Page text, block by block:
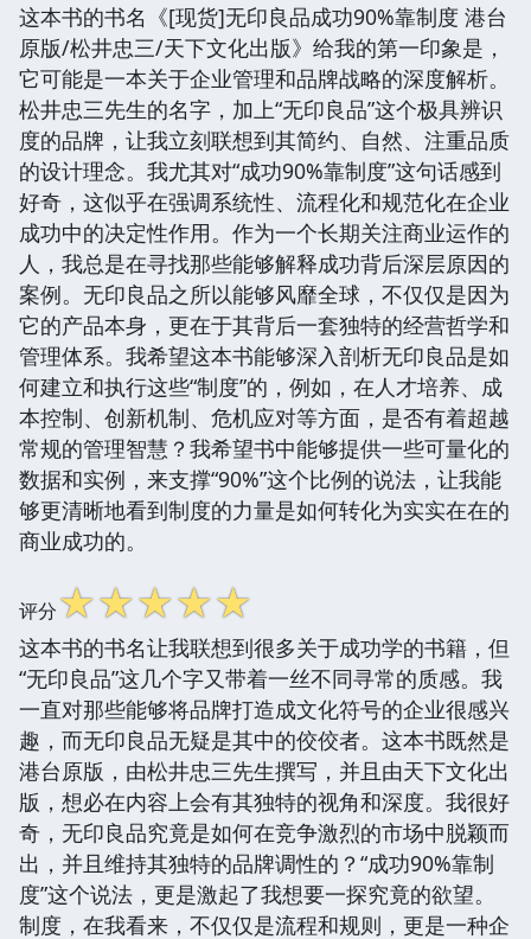
这本书的书名《[现货]无印良品成功90%靠制度 港台
原版/松井忠三/天下文化出版》给我的第一印象是，
它可能是一本关于企业管理和品牌战略的深度解析。
松井忠三先生的名字，加上“无印良品”这个极具辨识
度的品牌，让我立刻联想到其简约、自然、注重品质
的设计理念。我尤其对“成功90%靠制度”这句话感到
好奇，这似乎在强调系统性、流程化和规范化在企业
成功中的决定性作用。作为一个长期关注商业运作的
人，我总是在寻找那些能够解释成功背后深层原因的
案例。无印良品之所以能够风靡全球，不仅仅是因为
它的产品本身，更在于其背后一套独特的经营哲学和
管理体系。我希望这本书能够深入剖析无印良品是如
何建立和执行这些“制度”的，例如，在人才培养、成
本控制、创新机制、危机应对等方面，是否有着超越
常规的管理智慧？我希望书中能够提供一些可量化的
数据和实例，来支撑“90%”这个比例的说法，让我能
够更清晰地看到制度的力量是如何转化为实实在在的
商业成功的。
评分☆☆☆☆☆
这本书的书名让我联想到很多关于成功学的书籍，但
“无印良品”这几个字又带着一丝不同寻常的质感。我
一直对那些能够将品牌打造成文化符号的企业很感兴
趣，而无印良品无疑是其中的佼佼者。这本书既然是
港台原版，由松井忠三先生撰写，并且由天下文化出
版，想必在内容上会有其独特的视角和深度。我很好
奇，无印良品究竟是如何在竞争激烈的市场中脱颖而
出，并且维持其独特的品牌调性的？“成功90%靠制
度”这个说法，更是激起了我想要一探究竟的欲望。
制度，在我看来，不仅仅是流程和规则，更是一种企